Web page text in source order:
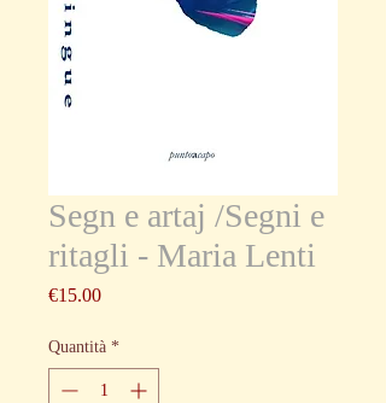
Segn e artaj /Segni e
ritagli - Maria Lenti
€15.00Prezzo
Quantità *